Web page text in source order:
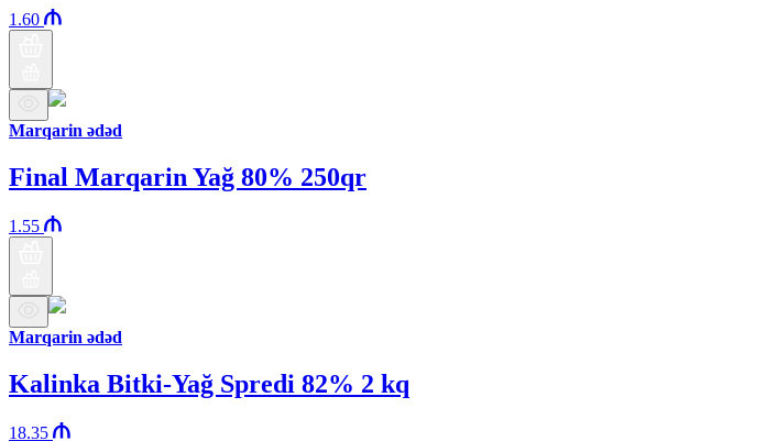
1.60
Marqarin ədəd
Final Marqarin Yağ 80% 250qr
1.55
Marqarin ədəd
Kalinka Bitki-Yağ Spredi 82% 2 kq
18.35